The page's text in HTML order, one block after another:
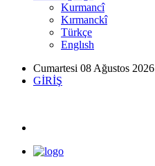
Kurmancî
Kırmanckî
Türkçe
Englısh
Cumartesi 08 Ağustos 2026
GİRİŞ